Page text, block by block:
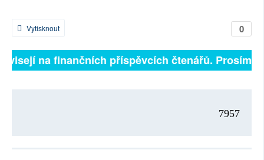
0
Vytisknout
na finančních příspěvcích čtenářů. Prosíme,
7957